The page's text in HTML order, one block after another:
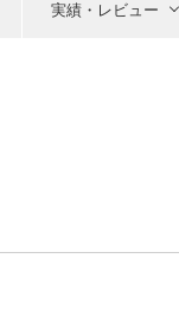
実績・レビュー